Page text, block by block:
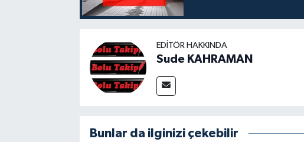
EDITÖR HAKKINDA
Sude KAHRAMAN
Bunlar da ilginizi çekebilir